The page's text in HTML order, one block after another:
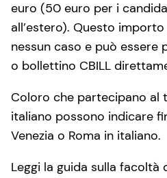
euro (50 euro per i
all’estero). Questo
nessun caso e può essere
o bollettino CBILL
Coloro che partecipano al
italiano possono indicare
Venezia o Roma in italiano.
Leggi la guida sulla facoltà